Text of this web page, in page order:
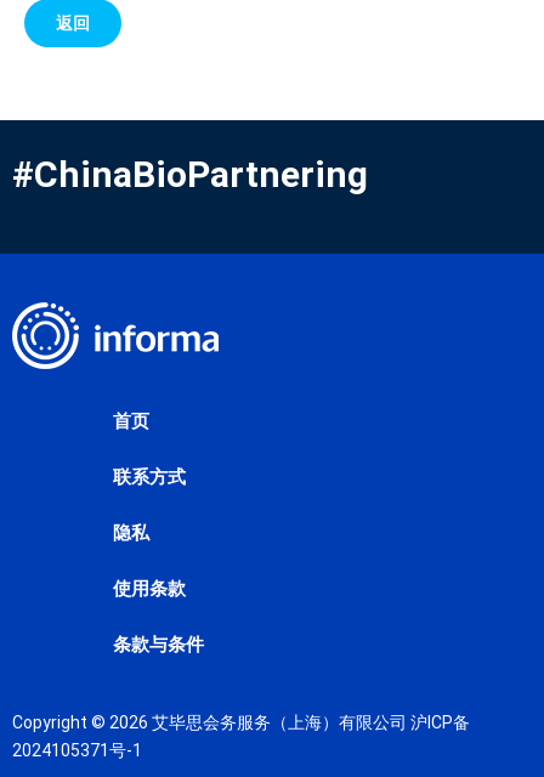
返回
#ChinaBioPartnering
首页
联系方式
隐私
使用条款
条款与条件
Copyright © 2026 艾毕思会务服务（上海）有限公司 沪ICP备
2024105371号-1